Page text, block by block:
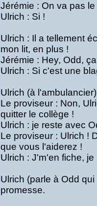
Jérémie : On va pas
Ulrich : Si !
Ulrich : Il a tellement
mon lit, en plus !
Jérémie : Hey, Odd,
Ulrich : Si c'est une
Ulrich (à
Le proviseur : Non,
quitter le collège !
Ulrich : je reste avec
Le proviseur : Ulrich !
que vous l'aiderez !
Ulrich : J'm'en fiche,
Ulrich (parle à Odd
promesse.